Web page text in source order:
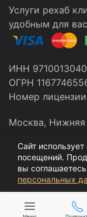
Услуги рехаб
удобным для
ИНН 9710013040
ОГРН
Номер
Москва, Нижняя
Все
Сайт
посещений.
вы
персональных